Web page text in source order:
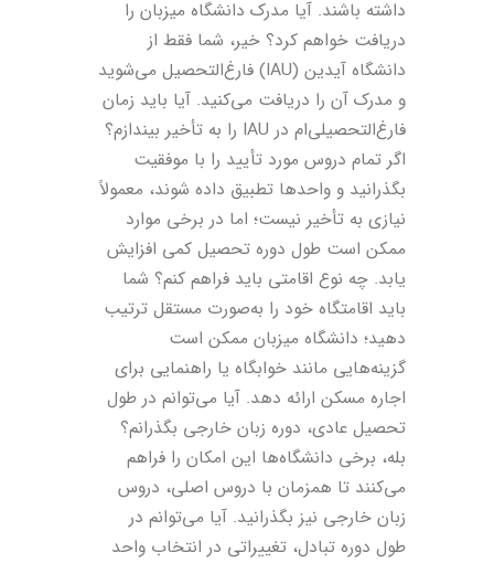
داشته باشند. آیا مدرک دانشگاه میزبان را
دریافت خواهم کرد؟ خیر، شما فقط از
دانشگاه آیدین (IAU) فارغ‌التحصیل می‌شوید
و مدرک آن را دریافت می‌کنید. آیا باید زمان
فارغ‌التحصیلی‌ام در IAU را به تأخیر بیندازم؟
اگر تمام دروس مورد تأیید را با موفقیت
بگذرانید و واحدها تطبیق داده شوند، معمولاً
نیازی به تأخیر نیست؛ اما در برخی موارد
ممکن است طول دوره تحصیل کمی افزایش
یابد. چه نوع اقامتی باید فراهم کنم؟ شما
باید اقامتگاه خود را به‌صورت مستقل ترتیب
دهید؛ دانشگاه میزبان ممکن است
گزینه‌هایی مانند خوابگاه یا راهنمایی برای
اجاره مسکن ارائه دهد. آیا می‌توانم در طول
تحصیل عادی، دوره زبان خارجی بگذرانم؟
بله، برخی دانشگاه‌ها این امکان را فراهم
می‌کنند تا همزمان با دروس اصلی، دروس
زبان خارجی نیز بگذرانید. آیا می‌توانم در
طول دوره تبادل، تغییراتی در انتخاب واحد